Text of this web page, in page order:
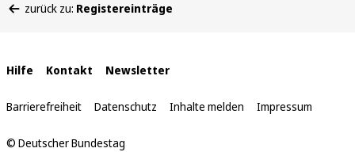
befinden
zurück zu: Registereinträge
Interne
Links
Hilfe Kontakt Newsletter
Barrierefreiheit Datenschutz Inhalte melden Impressum
© Deutscher Bundestag